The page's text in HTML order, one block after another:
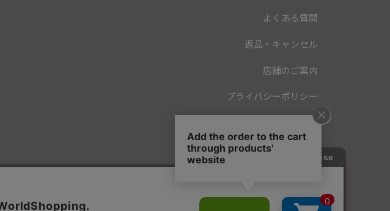
よくある質問
返品・キャンセル
店舗のご案内
プライバシーポリシー
特定商取引法に基づく表記